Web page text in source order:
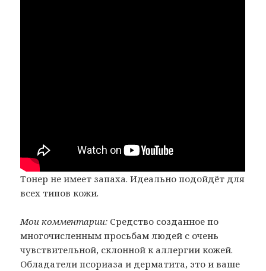
Тонер не имеет запаха. Идеально подойдёт для
всех типов кожи.
Мои комментарии: Средство созданное по
многочисленным просьбам людей с очень
чувствительной, склонной к аллергии кожей.
Обладатели псориаза и дерматита, это и ваше